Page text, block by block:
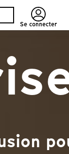
Se connecter